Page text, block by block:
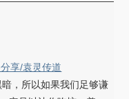
享/袁灵传道
，所以如果我们足够谦